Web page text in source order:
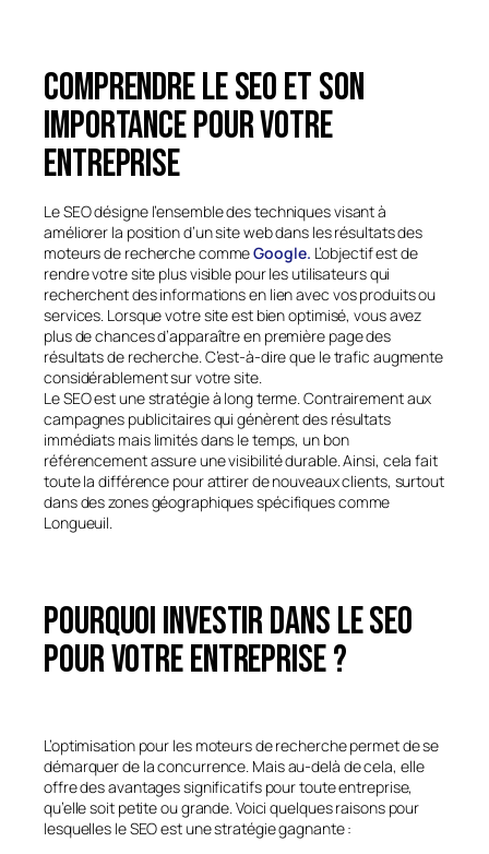
Comprendre le SEO et son
importance pour votre
entreprise
Le SEO désigne l’ensemble des techniques visant à
améliorer la position d’un site web dans les résultats des
moteurs de recherche commeGoogle. L’objectif est de
rendre votre site plus visible pour les utilisateurs qui
recherchent des informations en lien avec vos produits ou
services. Lorsque votre site est bien optimisé, vous avez
plus de chances d’apparaître en première page des
résultats de recherche. C’est-à-dire que le trafic augmente
considérablement sur votre site.
Le SEO est une stratégie à long terme. Contrairement aux
campagnes publicitaires qui génèrent des résultats
immédiats mais limités dans le temps, un bon
référencement assure une visibilité durable. Ainsi, cela fait
toute la différence pour attirer de nouveaux clients, surtout
dans des zones géographiques spécifiques comme
Longueuil.
Pourquoi investir dans le SEO
pour votre entreprise ?
L’optimisation pour les moteurs de recherche permet de se
démarquer de la concurrence. Mais au-delà de cela, elle
offre des avantages significatifs pour toute entreprise,
qu’elle soit petite ou grande. Voici quelques raisons pour
lesquelles le SEO est une stratégie gagnante :